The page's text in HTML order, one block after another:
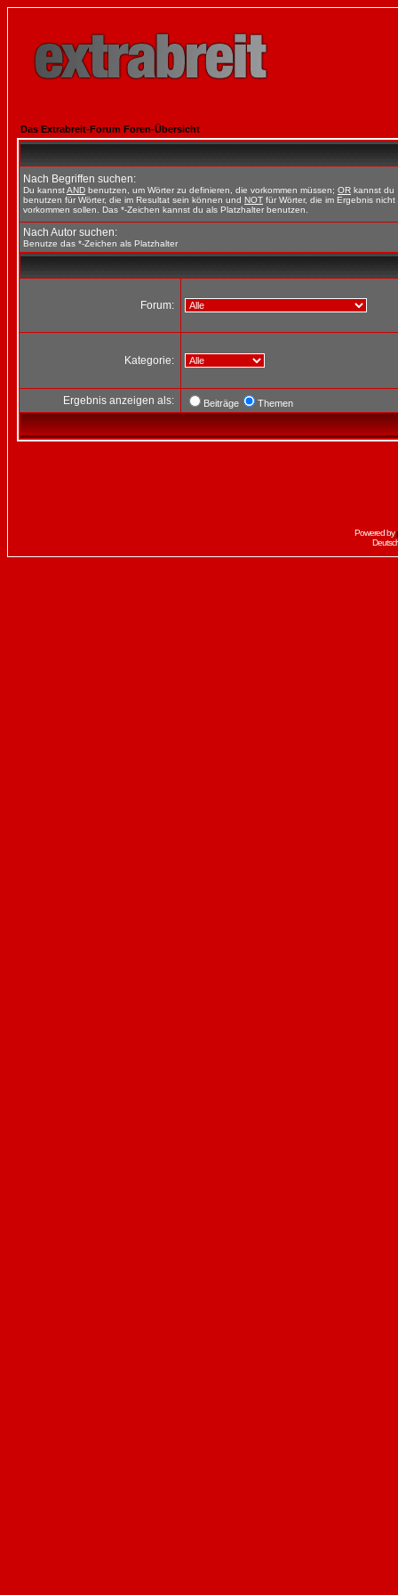
Das Extrabreit-Forum Foren-Übersicht
Nach Begriffen suchen:
Du kannstAND benutzen, um Wörter zu definieren, die vorkommen müssen; OR kannst du
benutzen für Wörter, die im Resultat sein können und NOT für Wörter, die im Ergebnis nicht
vorkommen sollen. Das *-Zeichen kannst du als Platzhalter benutzen.
Nach Autor suchen:
Benutze das *-Zeichen als Platzhalter
Forum:
Kategorie:
Ergebnis anzeigen als: Beiträge Themen
Powered by